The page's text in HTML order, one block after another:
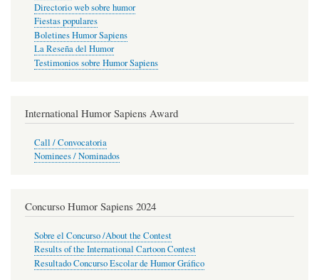
Directorio web sobre humor
Fiestas populares
Boletines Humor Sapiens
La Reseña del Humor
Testimonios sobre Humor Sapiens
International Humor Sapiens Award
Call / Convocatoria
Nominees / Nominados
Concurso Humor Sapiens 2024
Sobre el Concurso /About the Contest
Results of the International Cartoon Contest
Resultado Concurso Escolar de Humor Gráfico